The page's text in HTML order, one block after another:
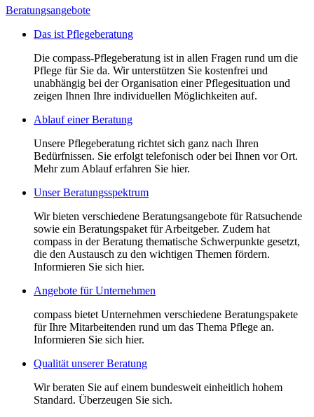
Beratungsangebote
Das ist Pflegeberatung
Die compass-Pflegeberatung ist in allen Fragen rund um die
Pflege für Sie da. Wir unterstützen Sie kostenfrei und
unabhängig bei der Organisation einer Pflegesituation und
zeigen Ihnen Ihre individuellen Möglichkeiten auf.
Ablauf einer Beratung
Unsere Pflegeberatung richtet sich ganz nach Ihren
Bedürfnissen. Sie erfolgt telefonisch oder bei Ihnen vor Ort.
Mehr zum Ablauf erfahren Sie hier.
Unser Beratungsspektrum
Wir bieten verschiedene Beratungsangebote für Ratsuchende
sowie ein Beratungspaket für Arbeitgeber. Zudem hat
compass in der Beratung thematische Schwerpunkte gesetzt,
die den Austausch zu den wichtigen Themen fördern.
Informieren Sie sich hier.
Angebote für Unternehmen
compass bietet Unternehmen verschiedene Beratungspakete
für Ihre Mitarbeitenden rund um das Thema Pflege an.
Informieren Sie sich hier.
Qualität unserer Beratung
Wir beraten Sie auf einem bundesweit einheitlich hohem
Standard. Überzeugen Sie sich.